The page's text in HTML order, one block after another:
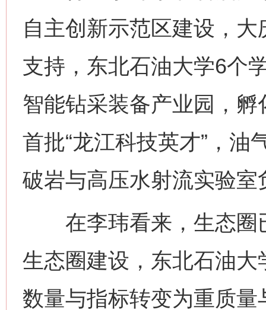
自主创新示范区建设，
支持，东北石油大学6个
智能钻采装备产业园，
首批“龙江科技英才”，油
破岩与高压水射流实验
在李玮看来，生态圈
生态圈建设，东北石油
数量与指标转变为重质